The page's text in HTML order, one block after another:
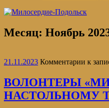
Месяц: Ноябрь
21.11.2023 Комментарии к
ВОЛОНТЕРЫ
НАСТОЛЬНОМУ